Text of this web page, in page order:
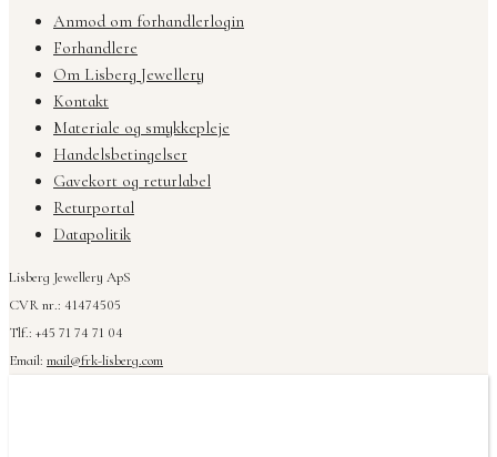
Anmod om forhandlerlogin
Forhandlere
Om Lisberg Jewellery
Kontakt
Materiale og smykkepleje
Handelsbetingelser
Gavekort og returlabel
Returportal
Datapolitik
Lisberg Jewellery ApS
CVR nr.: 41474505
Tlf.: +45 71 74 71 04
Email: mail@frk-lisberg.com